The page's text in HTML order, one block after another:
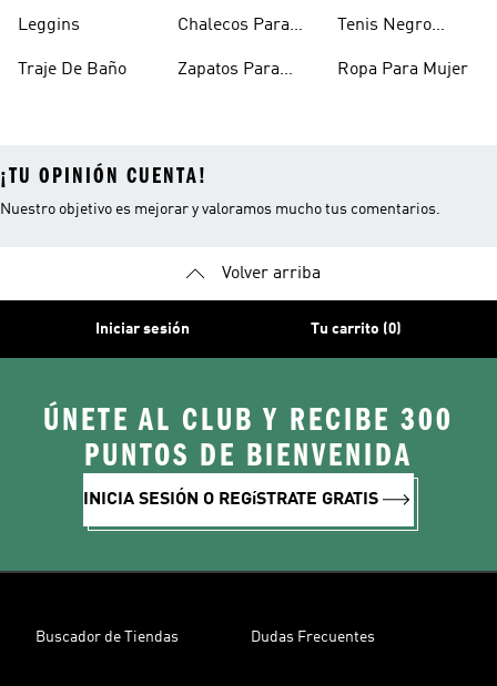
Leggins
Traje De Baño
Chalecos Para
Zapatos Para
Tenis Negro
Ropa Para Mujer
¡TU OPINIÓN CUENTA!
Nuestro objetivo es mejorar y valoramos mucho tus comentarios.
Volver arriba
Iniciar sesión Tu carrito (0)
ÚNETE AL CLUB Y RECIBE 300
PUNTOS DE BIENVENIDA
INICIA SESIÓN O REGíSTRATE GRATIS
Buscador de Tiendas Dudas Frecuentes